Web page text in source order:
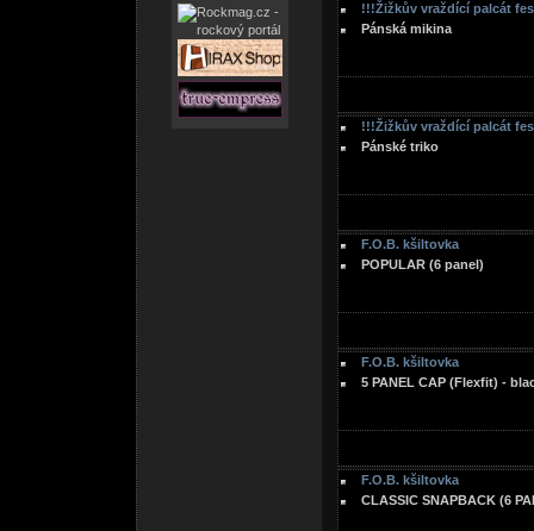
!!!Žižkův vraždící palcát
Pánská mikina
!!!Žižkův vraždící palcát
Pánské triko
F.O.B. kšiltovka
POPULAR (6 panel)
F.O.B. kšiltovka
5 PANEL CAP (Flexfit) -
F.O.B. kšiltovka
CLASSIC SNAPBACK (6